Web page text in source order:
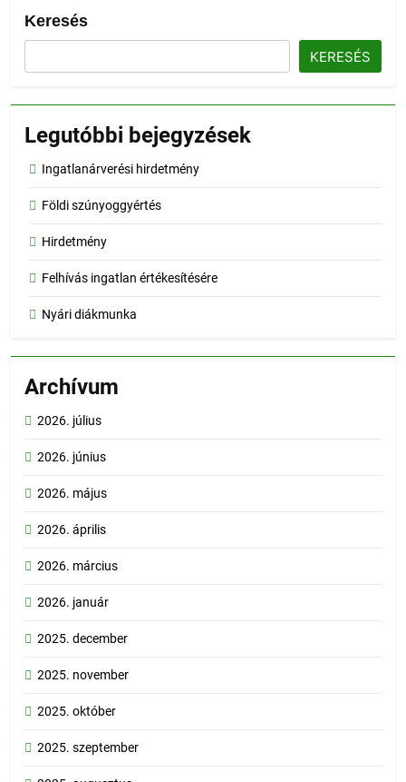
Keresés
KERESÉS
Legutóbbi bejegyzések
Ingatlanárverési hirdetmény
Földi szúnyoggyértés
Hirdetmény
Felhívás ingatlan értékesítésére
Nyári diákmunka
Archívum
2026. július
2026. június
2026. május
2026. április
2026. március
2026. január
2025. december
2025. november
2025. október
2025. szeptember